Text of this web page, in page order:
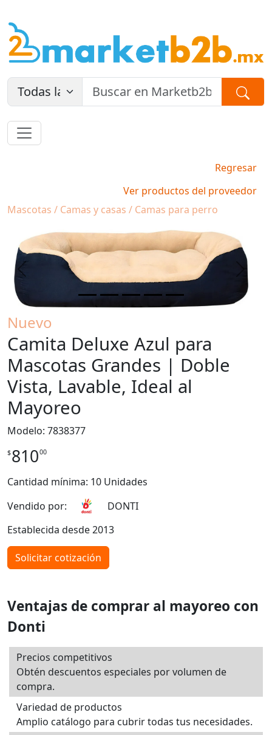
Regresar
Ver productos del proveedor
Mascotas / Camas y casas / Camas para perro
Previous Next
Nuevo
Camita Deluxe Azul para
Mascotas Grandes | Doble
Vista, Lavable, Ideal al
Mayoreo
Modelo: 7838377
$81000
Cantidad mínima: 10 Unidades
Vendido por:
DONTI
Establecida desde 2013
Solicitar cotización
Ventajas de comprar al mayoreo con
Donti
Precios competitivos
Obtén descuentos especiales por volumen de
compra.
Variedad de productos
Amplio catálogo para cubrir todas tus necesidades.